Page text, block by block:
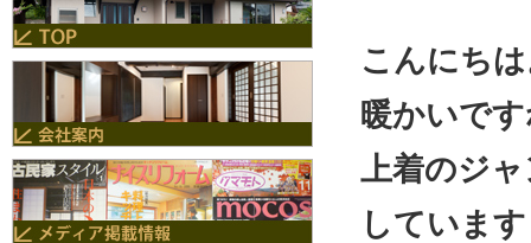
こんにち
暖かいで
上着のジ
していま